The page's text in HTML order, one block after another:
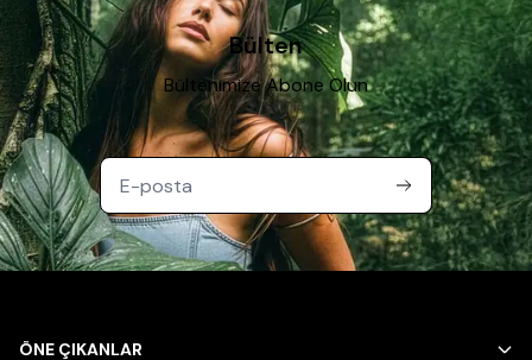
alanında değerlendirilebilir. Dayanıklı malzemeden üretilen
ürünler, sık kullanıma rağmen uzun süre işlevini korur.
Öne Çıkan Özellikler
Pratik ev gereçleri seçerken günlük hayatta en çok
karşılaşılan küçük sorunlara yönelik çözümleri
değerlendirmek, hangi ürünlerin öncelikli olarak edinilmesi
gerektiğine karar vermeyi kolaylaştırır.
Bakım ve Kullanım Önerileri
Bu ürünleri belirli bir düzende, kolay erişilebilecek bir
noktadasaklamak, ihtiyaç anında hızlıca
Bülten
Bültenimize Abone Olun
ÖNE ÇIKANLAR